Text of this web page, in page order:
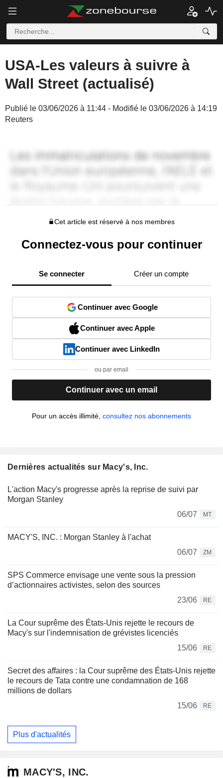
USA-Les valeurs à suivre à
Wall Street (actualisé)
Publié le 03/06/2026 à 11:44 - Modifié le 03/06/2026 à 14:19
Reuters
Cet article est réservé à nos membres
Connectez-vous pour continuer
Se connecter Créer un compte
Continuer avec Google
Continuer avec Apple
Continuer avec LinkedIn
ou par email
Continuer avec un email
Pour un accès illimité, consultez nos abonnements
Dernières actualités sur Macy's, Inc.
L'action Macy's progresse après la reprise de suivi par
Morgan Stanley
06/07
MT
MACY'S, INC. : Morgan Stanley à l'achat
06/07
ZM
SPS Commerce envisage une vente sous la pression
d’actionnaires activistes, selon des sources
23/06
RE
La Cour suprême des États-Unis rejette le recours de
Macy's sur l'indemnisation de grévistes licenciés
15/06
RE
Secret des affaires : la Cour suprême des États-Unis rejette
le recours de Tata contre une condamnation de 168
millions de dollars
15/06
RE
Plus d'actualités
MACY'S, INC.